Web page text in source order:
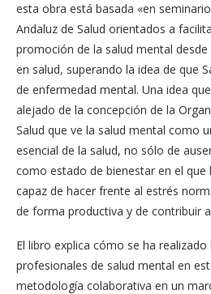
esta obra está basada «en
Andaluz de Salud orientados a
promoción de la salud mental
en salud, superando la idea de que
de enfermedad mental. Una idea
alejado de la concepción de la
Salud que ve la salud mental como
esencial de la salud, no sólo de
como estado de bienestar en el que
capaz de hacer frente al estrés
de forma productiva y de contribuir
El libro explica cómo se ha
profesionales de salud mental en
metodología colaborativa en un